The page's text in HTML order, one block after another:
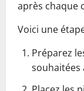
après chaque
Voici une
Préparez
souhaitées